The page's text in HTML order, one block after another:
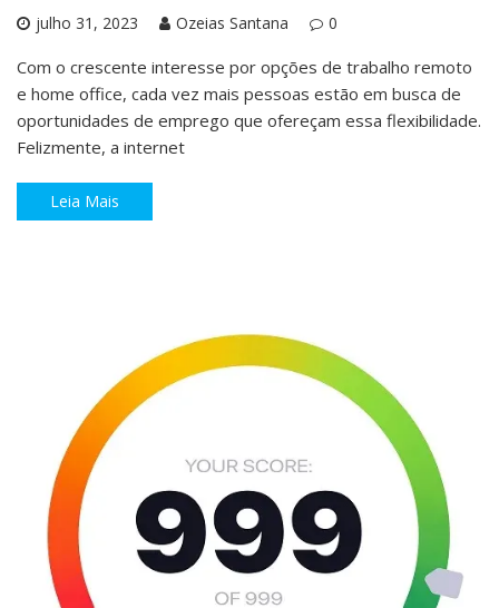
julho 31, 2023 Ozeias Santana 0
Com o crescente interesse por opções de trabalho remoto
e home office, cada vez mais pessoas estão em busca de
oportunidades de emprego que ofereçam essa flexibilidade.
Felizmente, a internet
Leia Mais